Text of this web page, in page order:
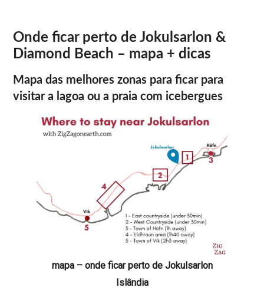
Onde ficar perto de Jokulsarlon &
Diamond Beach – mapa + dicas
Mapa das melhores zonas para ficar para
visitar a lagoa ou a praia com icebergues
mapa – onde ficar perto de Jokulsarlon
Islândia